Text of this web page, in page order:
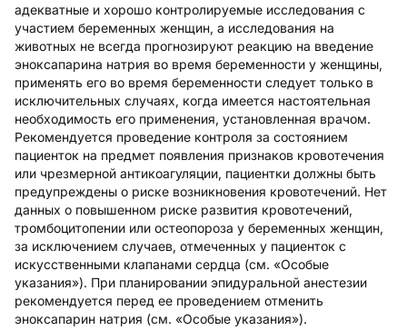
адекватные и хорошо контролируемые исследования с
участием беременных женщин, а исследования на
животных не всегда прогнозируют реакцию на введение
эноксапарина натрия во время беременности у женщины,
применять его во время беременности следует только в
исключительных случаях, когда имеется настоятельная
необходимость его применения, установленная врачом.
Рекомендуется проведение контроля за состоянием
пациенток на предмет появления признаков кровотечения
или чрезмерной антикоагуляции, пациентки должны быть
предупреждены о риске возникновения кровотечений. Нет
данных о повышенном риске развития кровотечений,
тромбоцитопении или остеопороза у беременных женщин,
за исключением случаев, отмеченных у пациенток с
искусственными клапанами сердца (см. «Особые
указания»). При планировании эпидуральной анестезии
рекомендуется перед ее проведением отменить
эноксапарин натрия (см. «Особые указания»).